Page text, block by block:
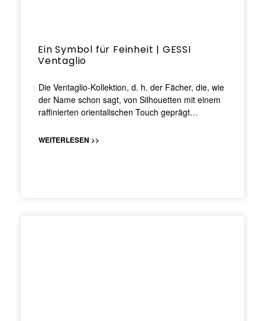
Ein Symbol für Feinheit | GESSI
Ventaglio
Die Ventaglio-Kollektion, d. h. der Fächer, die, wie
der Name schon sagt, von Silhouetten mit einem
raffinierten orientalischen Touch geprägt…
WEITERLESEN >>